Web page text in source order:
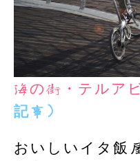
海の街・テルア
記事）
おいしいイタ飯